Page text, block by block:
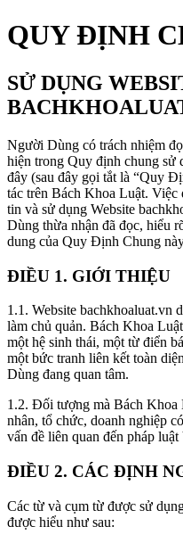
QUY ĐỊNH
SỬ DỤNG
Người Dùng có trách nhiệm
hiện trong Quy định chung sử
đây (sau đây gọi tắt là “Quy
tác trên Bách Khoa Luật. Việc
tin và sử dụng Website
Dùng thừa nhận đã đọc, hiểu
dung của Quy Định Chung
ĐIỀU 1. GIỚI THIỆU
1.1. Website
làm chủ quản. Bách Khoa
một hệ sinh thái, một từ điển
một bức tranh liên kết toàn
Dùng đang quan tâm.
1.2. Đối tượng mà Bách Khoa
nhân, tổ chức, doanh nghiệp
vấn đề liên quan đến pháp
ĐIỀU 2. CÁC ĐỊNH
Các từ và cụm từ được sử
được hiểu như sau: